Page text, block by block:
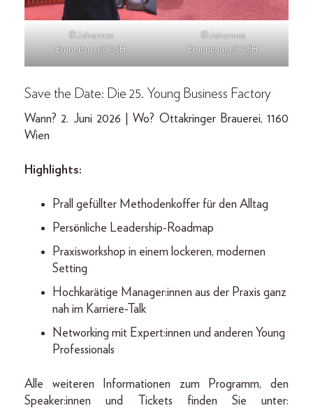
©Johannes
Brunnbauer/CASH
©Johannes
Brunnbauer/CASH
Save the Date: Die 25. Young Business Factory
Wann? 2. Juni 2026 | Wo? Ottakringer Brauerei, 1160
Wien
Highlights:
Prall gefüllter Methodenkoffer für den Alltag
Persönliche Leadership-Roadmap
Praxisworkshop in einem lockeren, modernen
Setting
Hochkarätige Manager:innen aus der Praxis ganz
nah im Karriere-Talk
Networking mit Expert:innen und anderen Young
Professionals
Alle weiteren Informationen zum Programm, den
Speaker:innen und Tickets finden Sie unter: